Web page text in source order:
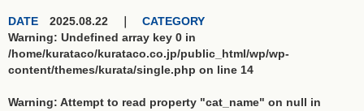
DATE 2025.08.22 ｜ CATEGORY
Warning: Undefined array key 0 in
/home/kurataco/kurataco.co.jp/public_html/wp/wp-
content/themes/kurata/single.php on line 14
Warning: Attempt to read property "cat_name" on null in